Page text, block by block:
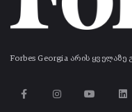
Forbes Georgia არის